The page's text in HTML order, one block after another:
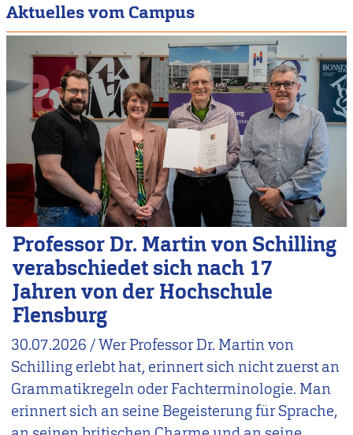
Aktuelles vom Campus
Professor Dr. Martin von Schilling
verabschiedet sich nach 17
Jahren von der Hochschule
Flensburg
30.07.2026 /Wer Professor Dr. Martin von
Schilling erlebt hat, erinnert sich nicht zuerst an
Grammatikregeln oder Fachterminologie. Man
erinnert sich an seine Begeisterung für Sprache,